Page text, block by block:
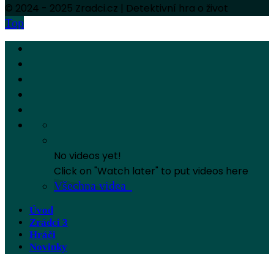
© 2024 - 2025 Zradci.cz | Detektivní hra o život
Top
No videos yet!
Click on "Watch later" to put videos here
Všechna videa
Úvod
Zrádci 3
Hráči
Novinky